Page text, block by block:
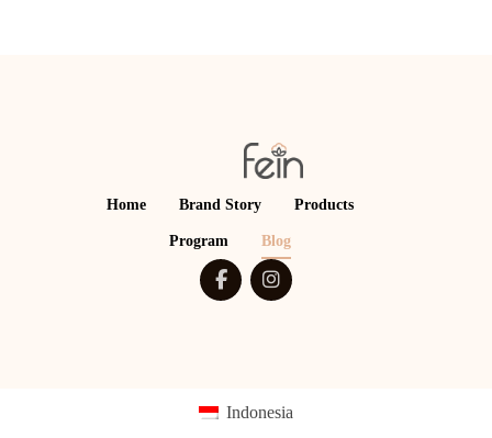
Home Brand Story Products
Program Blog
Indonesia